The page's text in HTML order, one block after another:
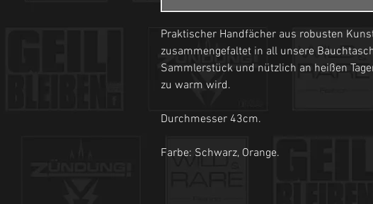
Praktischer Handfächer aus robusten
zusammengefaltet in all unsere
Sammlerstück und nützlich an heißen
zu warm wird.
Durchmesser 43cm.
Farbe: Schwarz, Orange.